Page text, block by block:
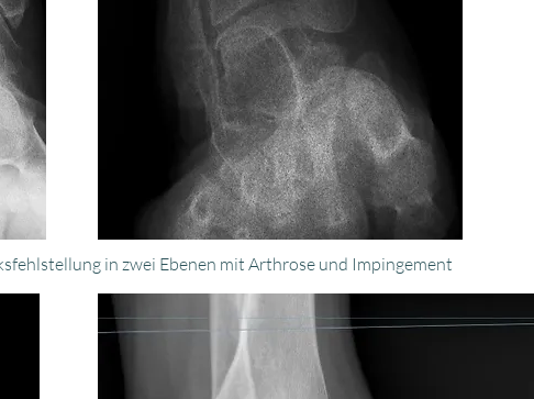
in zwei Ebenen mit Arthrose und Impingement